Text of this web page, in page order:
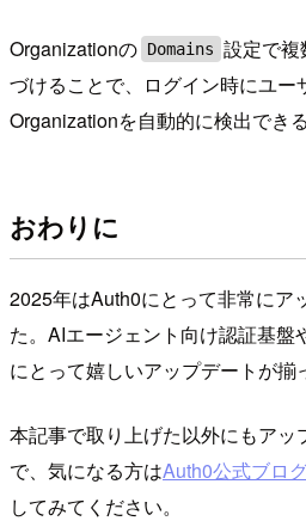
Organizationの Domains 設定で
づけることで、ログイン時にユー
Organizationを自動的に検出でき
おわりに
2025年はAuth0にとって非常にア
た。AIエージェント向け認証基盤
にとって嬉しいアップデートが揃
本記事で取り上げた以外にもア
で、気になる方はAuth0公式ブロ
してみてください。